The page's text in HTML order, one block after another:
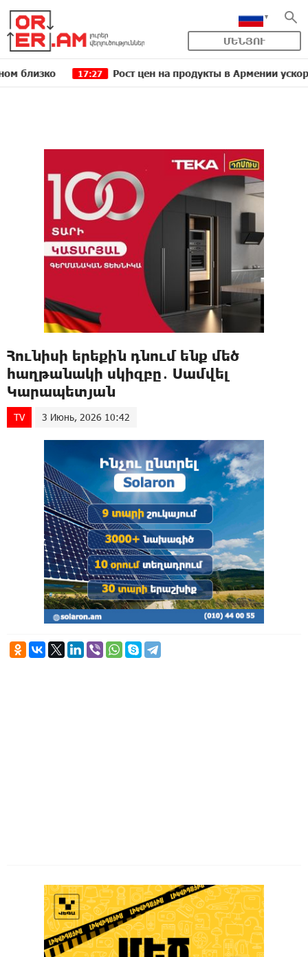
ՄԵՆՅՈՒ
17:27 Рост цен на продукты в Армении ускорился
Հունիսի երեքին դնում ենք մեծ
հաղթանակի սկիզբը․ Սամվել
Կարապետյան
TV 3 Июнь, 2026 10:42